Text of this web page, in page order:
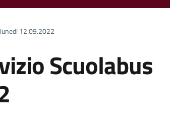
12.09.2022
Scuolabus